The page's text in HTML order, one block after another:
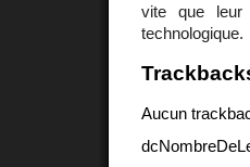
vite que leur
technologique.
Aucun